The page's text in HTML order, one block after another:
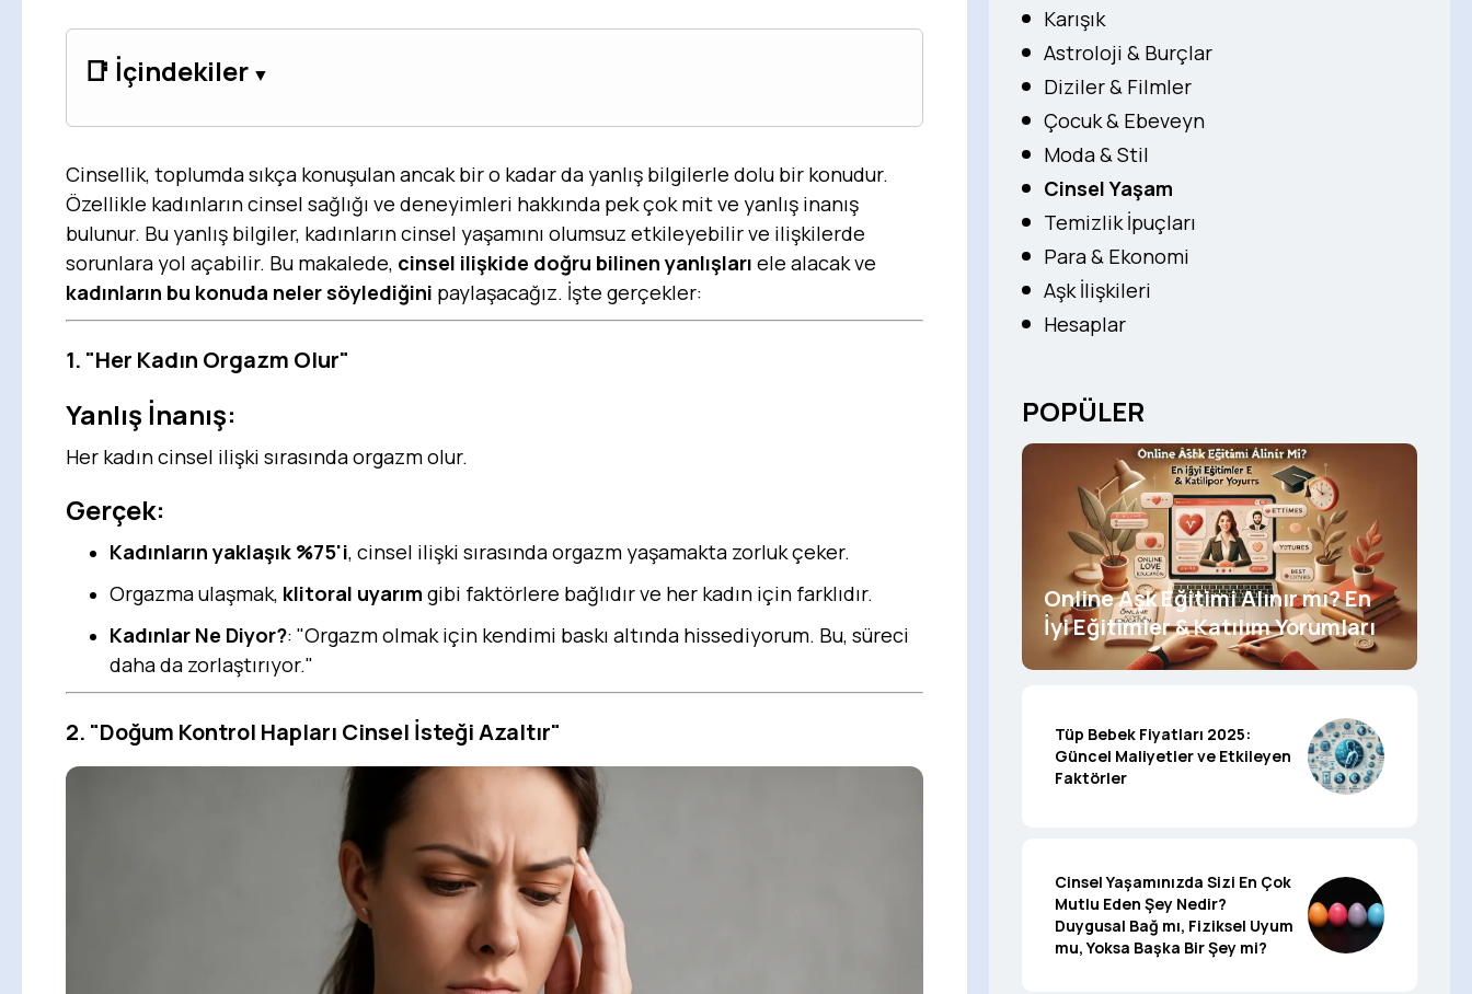
📑 İçindekiler
Cinsellik, toplumda sıkça konuşulan ancak bir o kadar da yanlış bilgilerle dolu bir konudur.
Özellikle kadınların cinsel sağlığı ve deneyimleri hakkında pek çok mit ve yanlış inanış
bulunur. Bu yanlış bilgiler, kadınların cinsel yaşamını olumsuz etkileyebilir ve ilişkilerde
sorunlara yol açabilir. Bu makalede, cinsel ilişkide doğru bilinen yanlışları ele alacak ve
kadınların bu konuda neler söylediğini paylaşacağız. İşte gerçekler:
1. "Her Kadın Orgazm Olur"
Yanlış İnanış:
Her kadın cinsel ilişki sırasında orgazm olur.
Gerçek:
Kadınların yaklaşık %75'i, cinsel ilişki sırasında orgazm yaşamakta zorluk çeker.
Orgazma ulaşmak, klitoral uyarım gibi faktörlere bağlıdır ve her kadın için farklıdır.
Kadınlar Ne Diyor?: "Orgazm olmak için kendimi baskı altında hissediyorum. Bu, süreci
daha da zorlaştırıyor."
2. "Doğum Kontrol Hapları Cinsel İsteği Azaltır"
Karışık
Astroloji & Burçlar
Diziler & Filmler
Çocuk & Ebeveyn
Moda & Stil
Cinsel Yaşam
Temizlik İpuçları
Para & Ekonomi
Aşk İlişkileri
Hesaplar
POPÜLER
Online Aşk Eğitimi Alınır mı? En
İyi Eğitimler & Katılım Yorumları
Tüp Bebek Fiyatları 2025:
Güncel Maliyetler ve Etkileyen
Faktörler
Cinsel Yaşamınızda Sizi En Çok
Mutlu Eden Şey Nedir?
Duygusal Bağ mı, Fiziksel Uyum
mu, Yoksa Başka Bir Şey mi?